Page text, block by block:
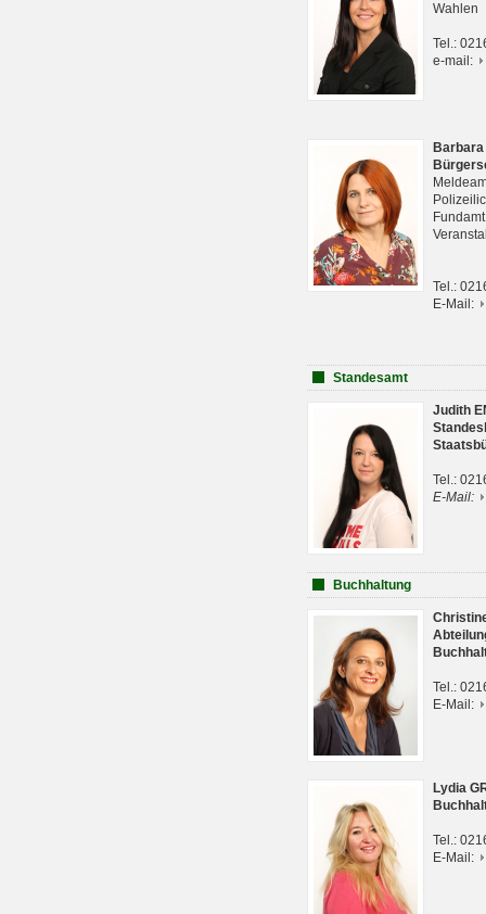
Wahlen
Tel.:
e-mail:
Tel.:
E-Mail:
Standesamt
Judith
Tel.:
E-Mail:
Buchhaltung
Tel.:
E-Mail:
Lydia
Tel.:
E-Mail: